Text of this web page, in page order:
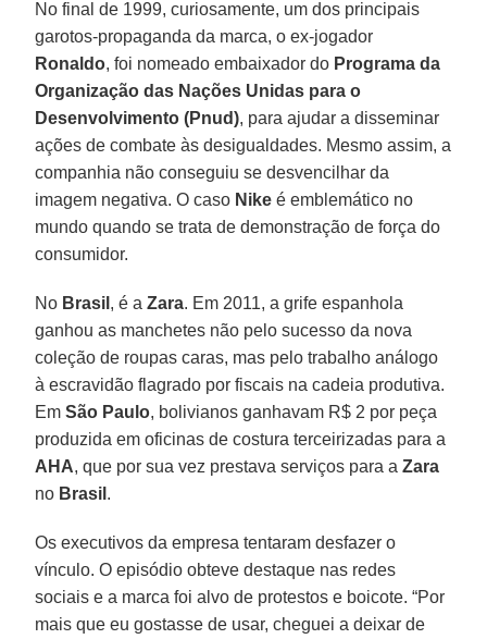
No final de 1999, curiosamente, um dos principais
garotos-propaganda da marca, o ex-jogador
Ronaldo, foi nomeado embaixador do Programa da
Organização das Nações Unidas para o
Desenvolvimento (Pnud), para ajudar a disseminar
ações de combate às desigualdades. Mesmo assim, a
companhia não conseguiu se desvencilhar da
imagem negativa. O caso Nike é emblemático no
mundo quando se trata de demonstração de força do
consumidor.
No Brasil , é aZara. Em 2011, a grife espanhola
ganhou as manchetes não pelo sucesso da nova
coleção de roupas caras, mas pelo trabalho análogo
à escravidão flagrado por fiscais na cadeia produtiva.
EmSão Paulo, bolivianos ganhavam R$ 2 por peça
produzida em oficinas de costura terceirizadas para a
AHA, que por sua vez prestava serviços para aZara
no Brasil .
Os executivos da empresa tentaram desfazer o
vínculo. O episódio obteve destaque nas redes
sociais e a marca foi alvo de protestos e boicote. “Por
mais que eu gostasse de usar, cheguei a deixar de